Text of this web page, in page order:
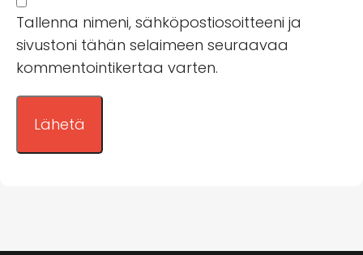
Tallenna nimeni, sähköpostiosoitteeni ja
sivustoni tähän selaimeen seuraavaa
kommentointikertaa varten.